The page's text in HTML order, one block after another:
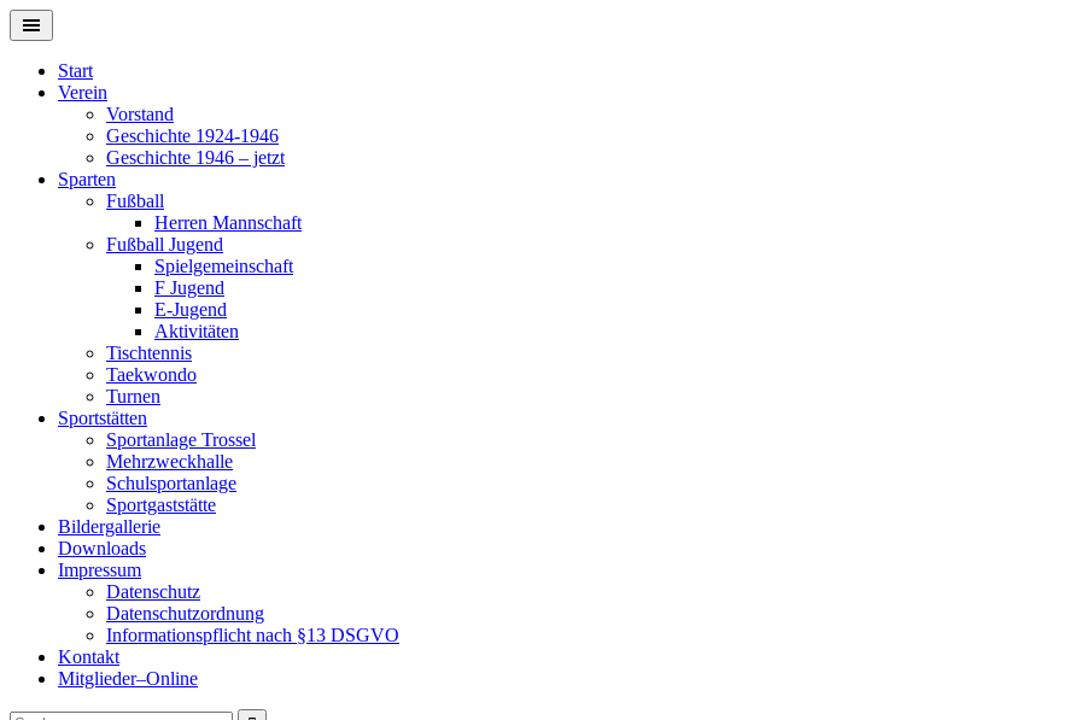
Springe
zum
Start
Verein
Vorstand
Geschichte 1924-1946
Geschichte 1946 – jetzt
Sparten
Fußball
Herren Mannschaft
Fußball Jugend
Spielgemeinschaft
F Jugend
E-Jugend
Aktivitäten
Tischtennis
Taekwondo
Turnen
Sportstätten
Sportanlage Trossel
Mehrzweckhalle
Schulsportanlage
Sportgaststätte
Bildergallerie
Downloads
Impressum
Datenschutz
Datenschutzordnung
Informationspflicht nach §13 DSGVO
Kontakt
Mitglieder–Online